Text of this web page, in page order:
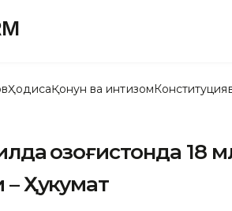
ҲодисаҚонун ва интизом
Қозоғистонда 18
Ҳукумат